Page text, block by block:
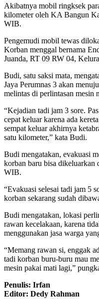
Akibatnya mobil ringksek
kilometer oleh KA Bangun
WIB.
Pengemudi mobil tewas
Korban menggal bernama
Juanda, RT 09 RW 04,
Budi, satu saksi mata,
Jaya Perumnas 3 akan
melintas di perlintasan mesin
“Kejadian tadi jam 3 sore.
cepat keluar karena ada
sempat keluar akhirnya
satu kilometer,” kata Budi.
Budi mengatakan, evakuasi
korban baru bisa
WIB.
“Evakuasi selesai tadi jam 5
korban sekarang sudah
Budi mengatakan, lokasi
rawan kecelakaan, karena
menggunakan jasa warga
“Memang rawan si, enggak
tadi korban buru-buru mau
mesin pakai mati lagi,”
Penulis: Irfan
Editor: Dedy Rahman